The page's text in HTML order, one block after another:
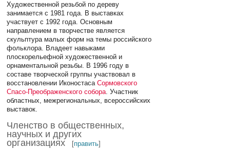
Художественной резьбой по дереву
занимается с 1981 года. В выставках
участвует с 1992 года. Основным
направлением в творчестве является
скульптура малых форм на темы российского
фольклора. Владеет навыками
плоскорельефной художественной и
орнаментальной резьбы. В 1996 году в
составе творческой группы участвовал в
восстановлении ИконостасаСормовского
Спасо-Преображенского собора. Участник
областных, межрегиональных, всероссийских
выставок.
Членство в общественных,
научных и других
организациях
[править]